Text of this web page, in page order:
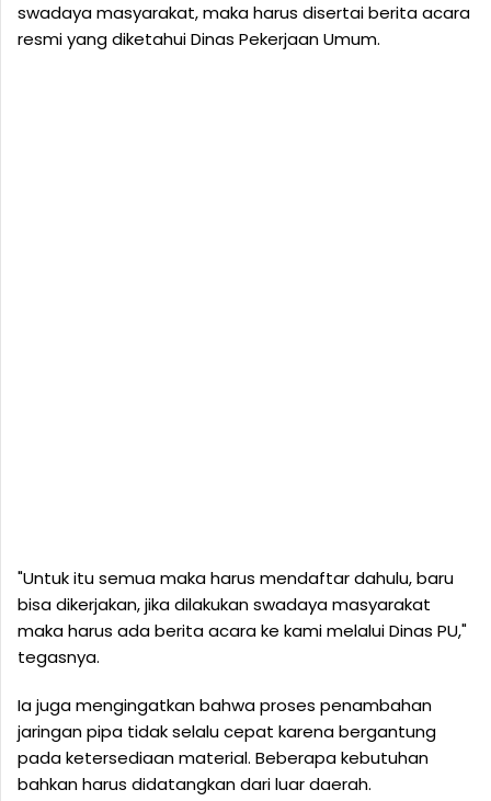
swadaya masyarakat, maka harus disertai berita acara
resmi yang diketahui Dinas Pekerjaan Umum.
"Untuk itu semua maka harus mendaftar dahulu, baru
bisa dikerjakan, jika dilakukan swadaya masyarakat
maka harus ada berita acara ke kami melalui Dinas PU,"
tegasnya.
Ia juga mengingatkan bahwa proses penambahan
jaringan pipa tidak selalu cepat karena bergantung
pada ketersediaan material. Beberapa kebutuhan
bahkan harus didatangkan dari luar daerah.